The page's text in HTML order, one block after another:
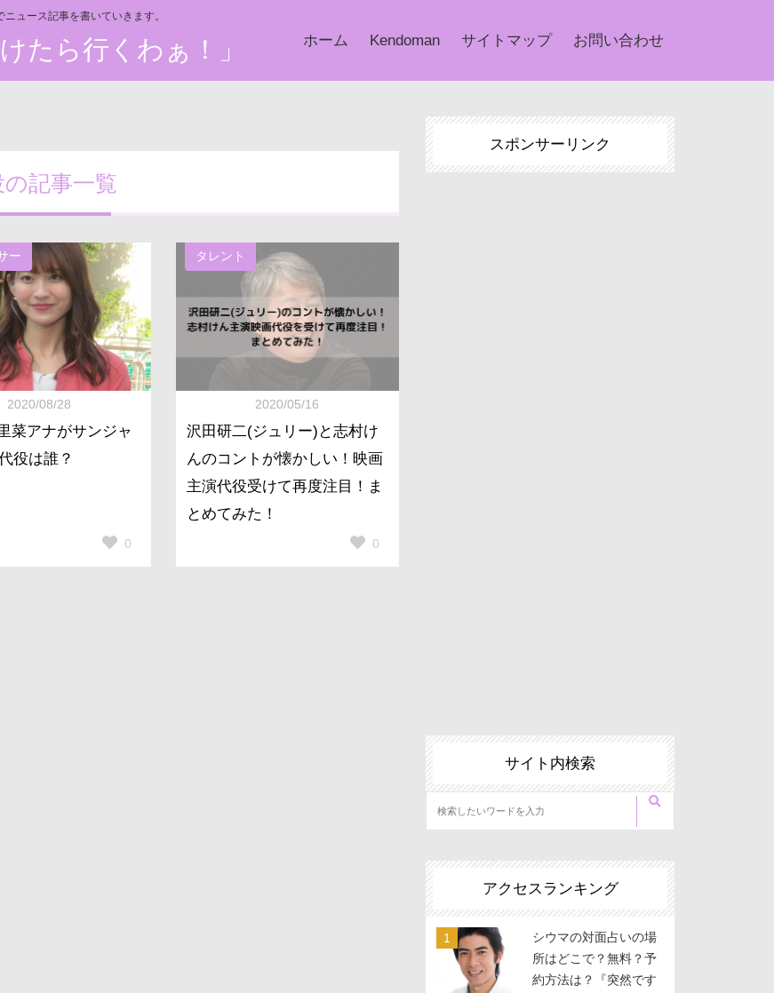
ュース記事を書いていきます。
たら行くわぁ！」 ホーム Kendoman サイトマップ お問い合わせ
の記事一覧
ー
2020/08/28
菜アナがサンジャ
役は誰？
0
タレント
2020/05/16
沢田研二(ジュリー)と志村け
んのコントが懐かしい！映画
主演代役受けて再度注目！ま
とめてみた！
0
スポンサーリンク
サイト内検索
アクセスランキング
シウマの対面占いの場
所はどこで？無料？予
約方法は？『突然です